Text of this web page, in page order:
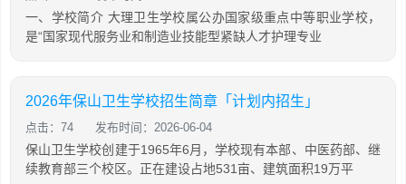
一、学校简介 大理卫生学校属公办国家级重点中等职业学校，
是“国家现代服务业和制造业技能型紧缺人才护理专业
2026年保山卫生学校招生简章「计划内招生」
点击：74 发布时间：2026-06-04
保山卫生学校创建于1965年6月，学校现有本部、中医药部、继
续教育部三个校区。正在建设占地531亩、建筑面积19万平